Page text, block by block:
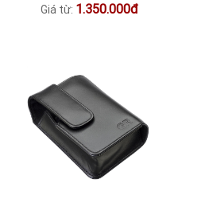
Giá từ: 1.350.000đ